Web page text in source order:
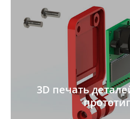
3D печать